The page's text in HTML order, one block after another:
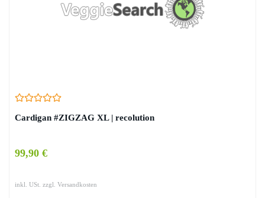
Cardigan #ZIGZAG XL | recolution
99,90 €
inkl. USt. zzgl. Versandkosten